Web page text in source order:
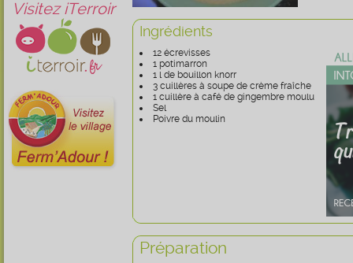
Visitez iTerroir
Ingrédients
12 écrevisses
1 potimarron
1 l de bouillon knorr
3 cuillères à soupe de crème fraîche
1 cuillère à café de gingembre moulu
Sel
Poivre du moulin
Préparation